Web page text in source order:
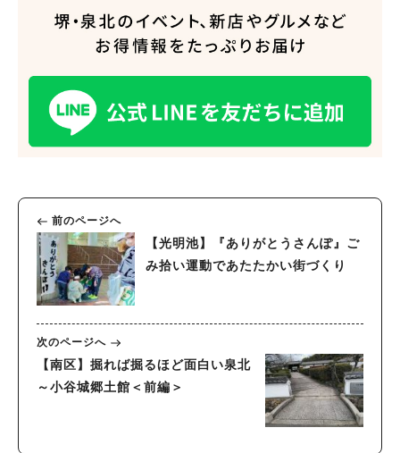
前のページへ
【光明池】『ありがとうさんぽ』ご
み拾い運動であたたかい街づくり
次のページへ
【南区】掘れば掘るほど面白い泉北
～小谷城郷土館＜前編＞